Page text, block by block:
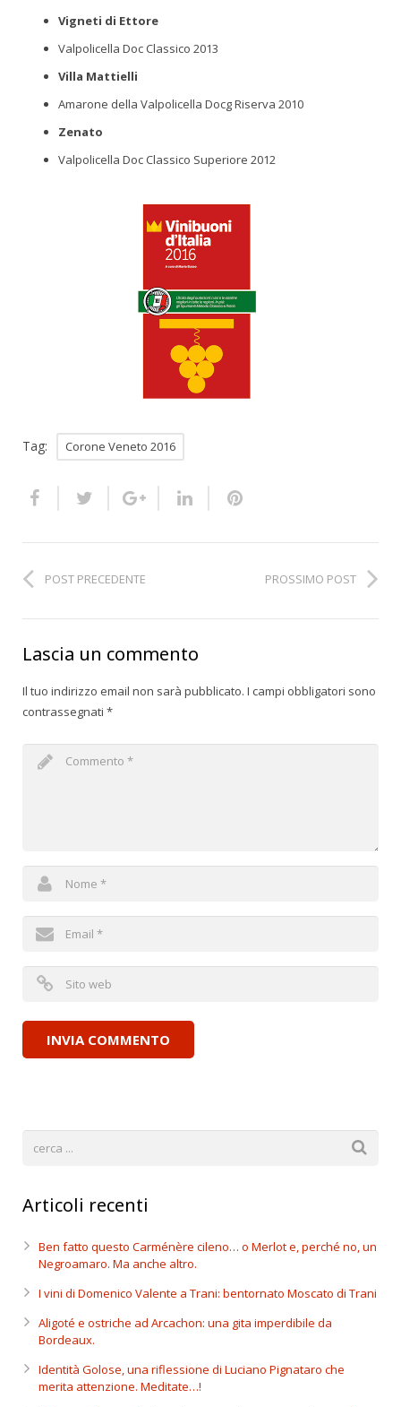
Vigneti di Ettore
Valpolicella Doc Classico 2013
Villa Mattielli
Amarone della Valpolicella Docg Riserva 2010
Zenato
Valpolicella Doc Classico Superiore 2012
Tag: Corone Veneto 2016
POST PRECEDENTE PROSSIMO POST
Lascia un commento
Il tuo indirizzo email non sarà pubblicato. I campi obbligatori sono
contrassegnati *
Articoli recenti
Ben fatto questo Carménère cileno… o Merlot e, perché no, un
Negroamaro. Ma anche altro.
I vini di Domenico Valente a Trani: bentornato Moscato di Trani
Aligoté e ostriche ad Arcachon: una gita imperdibile da
Bordeaux.
Identità Golose, una riflessione di Luciano Pignataro che
merita attenzione. Meditate…!